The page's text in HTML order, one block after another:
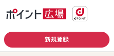
新規登録